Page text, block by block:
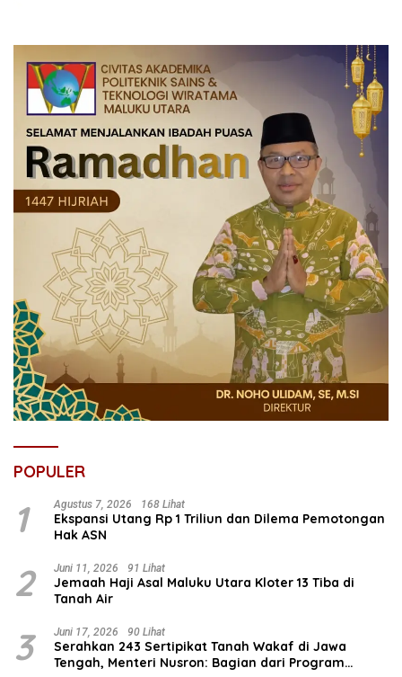
POPULER
1 Agustus 7, 2026 168 Lihat
Ekspansi Utang Rp 1 Triliun dan Dilema Pemotongan
Hak ASN
2 Juni 11, 2026 91 Lihat
Jemaah Haji Asal Maluku Utara Kloter 13 Tiba di
Tanah Air
3 Juni 17, 2026 90 Lihat
Serahkan 243 Sertipikat Tanah Wakaf di Jawa
Tengah, Menteri Nusron: Bagian dari Program